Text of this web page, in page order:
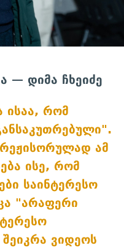
— დიმა ჩხეიძე
ისაა, რომ
ამ
ისე, რომ
საინტერესო
"არაფერი
ვიდეოს